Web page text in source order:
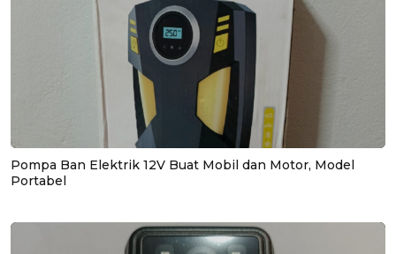
Pompa Ban Elektrik 12V Buat Mobil dan Motor, Model
Portabel